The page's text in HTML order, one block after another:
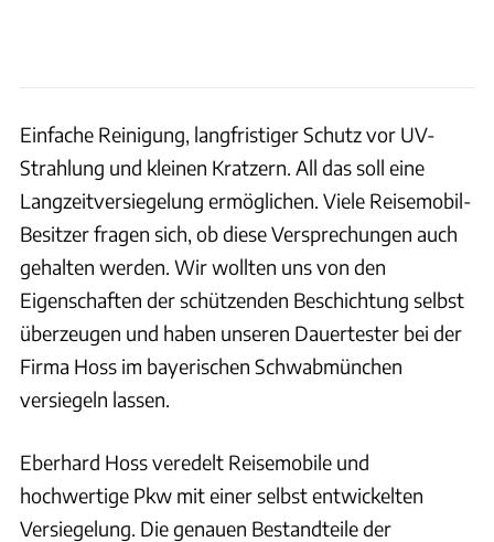
Einfache Reinigung, langfristiger Schutz vor UV-
Strahlung und kleinen Kratzern. All das soll eine
Langzeitversiegelung ermöglichen. Viele Reisemobil-
Besitzer fragen sich, ob diese Versprechungen auch
gehalten werden. Wir wollten uns von den
Eigenschaften der schützenden Beschichtung selbst
überzeugen und haben unseren Dauertester bei der
Firma Hoss im bayerischen Schwabmünchen
versiegeln lassen.
Eberhard Hoss veredelt Reisemobile und
hochwertige Pkw mit einer selbst entwickelten
Versiegelung. Die genauen Bestandteile der